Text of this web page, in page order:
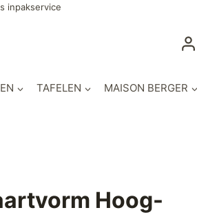
inpakservice
TAFELEN MAISON BERGER
Hoog-